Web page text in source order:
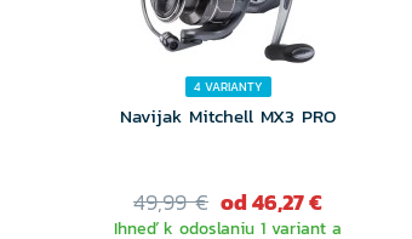
4 VARIANTY
Navijak Mitchell MX3 PRO
49,99 € od 46,27 €
Ihneď k odoslaniu 1 variant a